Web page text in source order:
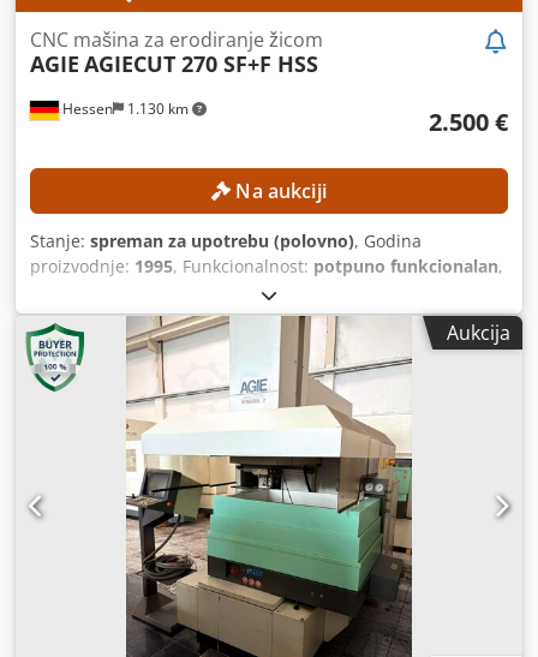
Hessen 1.130 km
CNC mašina za erodiranje žicom
AGIE AGIECUT 270 SF+F HSS
2.500 €
Na aukciji
Stanje: spreman za upotrebu (polovno), Godina
proizvodnje: 1995, Funkcionalnost: potpuno funkcionalan,
, udaljenost pomeranja ose X:
350 mm, Y osa hod:250 mm, radni hod Z-ose:256 mm,
Prečnik žice (maks.):0,33 mm
, model kontrolera:
AGIEVISION / AGIE HSS-Steuerung, Ne postoji minimalna
cena – garantovana prodaja po najvišoj ponudi! TEHNIČKE
KARAKTERISTIKE Hod po X osi: 350 mm Hod po Y osi: 250
mm Hod po Z osi: 256 mm Hod po U/V osi: ±70 mm
Rezolucija pozicioniranja: 0,0001 mm Preciznost
pozicioniranja: oko ±3 µm Podaci o obradi Maksimalni
konus: 30° pri visini radnog komada od 100 mm Kvalitet
površine: do oko Ra 0,2 µm pri više završnih obrada Podaci
o radnom komadu Dksdpfx Amszpypzjtsr Maksimalne
dimenzije radnog komada: 750 × 550 × 250 mm
Maksimalna težina radnog komada: 450 kg Sistem žice
Prečnik žice: 0,10 – 0,33 mm Brzina žice: do oko 3 m/min
Aukcija